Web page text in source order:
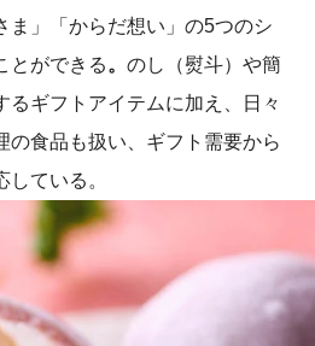
ま」「からだ想い」の5つのシ
とができる。 のし（熨斗）や簡
るギフトアイテムに加え、日々
の食品も扱い、ギフト需要から
ている。